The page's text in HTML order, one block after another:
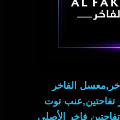
الفاخر
تفاحتين,عنب توت
فاخر الأصلي